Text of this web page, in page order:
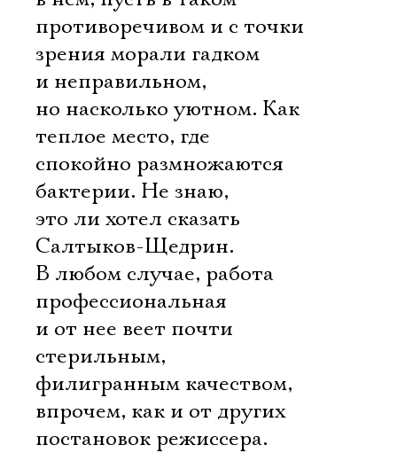
противоречивом и с точки
зрения морали гадком
и неправильном,
но насколько уютном. Как
теплое место, где
спокойно размножаются
бактерии. Не знаю,
это ли хотел сказать
Салтыков-Щедрин.
В любом случае, работа
профессиональная
и от нее веет почти
стерильным,
филигранным качеством,
впрочем, как и от других
постановок режиссера.